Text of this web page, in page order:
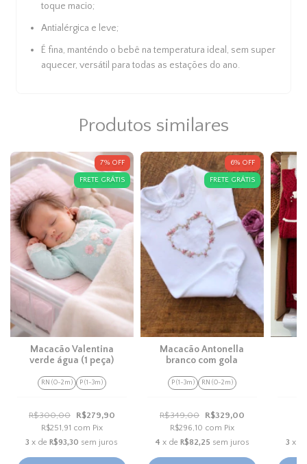
toque macio;
Antialérgica e leve;
É fina, manténdo o bebê na temperatura ideal, sem super
aquecer, versátil para todas as estações do ano.
Produtos similares
7% OFF
FRETE GRÁTIS
Macacão Valentina
verde água (1 peça)
RN (0-2m) P (1-3m)
R$300,00 R$279,90
R$251,91 com Pix
3 x de R$93,30 sem juros
6% OFF
FRETE GRÁTIS
Macacão Antonella
branco com gola
P (1-3m) RN (0-2m)
R$349,00 R$329,00
R$296,10 com Pix
4 x de R$82,25 sem juros
3 x